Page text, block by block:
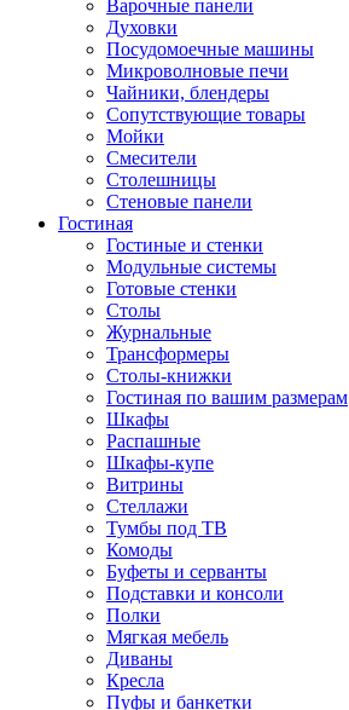
Варочные панели
Духовки
Посудомоечные машины
Микроволновые печи
Чайники, блендеры
Сопутствующие товары
Мойки
Смесители
Столешницы
Стеновые панели
Гостиная
Гостиные и стенки
Модульные системы
Готовые стенки
Столы
Журнальные
Трансформеры
Столы-книжки
Гостиная по вашим размерам
Шкафы
Распашные
Шкафы-купе
Витрины
Стеллажи
Тумбы под ТВ
Комоды
Буфеты и серванты
Подставки и консоли
Полки
Мягкая мебель
Диваны
Кресла
Пуфы и банкетки